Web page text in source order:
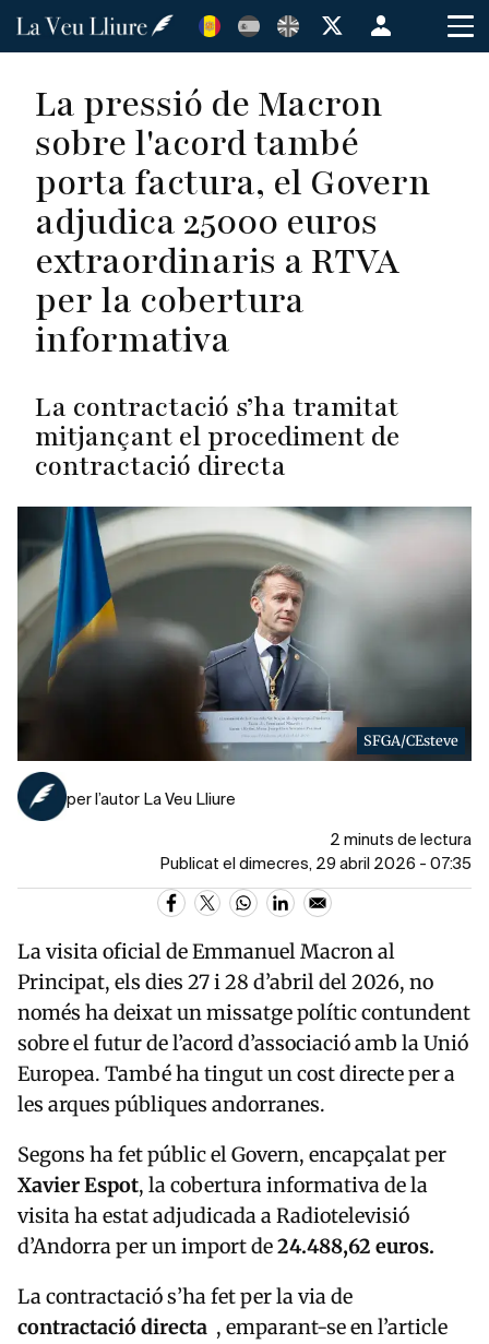
Vés
Menú
de
de
La pressió de Macron
sobre l'acord també
porta factura, el Govern
adjudica 25000 euros
extraordinaris a RTVA
per la cobertura
informativa
La contractació s’ha tramitat
mitjançant el procediment de
contractació directa
SFGA/CEsteve
per l’autor La Veu Lliure
2 minuts de lectura
Publicat el dimecres, 29 abril 2026 - 07:35
La visita oficial deEmmanuel Macronal
Principat, els dies 27 i 28 d’abril del 2026, no
només ha deixat un missatge polític contundent
sobre el futur de l’acord d’associació amb la Unió
Europea. També ha tingut un cost directe per a
les arques públiques andorranes.
Segons ha fet públic el Govern, encapçalat per
XavierEspot, la cobertura informativa de la
visita ha estat adjudicada aRadiotelevisió
d’Andorraper un import de24.488,62 euros.
La contractació s’ha fet per la via de
contractació directa , emparant-se en l’article